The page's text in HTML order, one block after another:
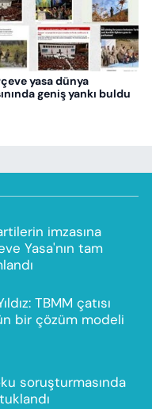
yasa dünya
geniş yankı buldu
imzasına
Yasa'nın tam
TBMM çatısı
bir çözüm modeli
soruşturmasında